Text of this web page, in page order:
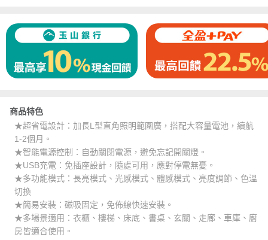
商品特色
★超省電設計：加長L型直角照明範圍廣，搭配大容量電池，續航
1-2個月。
★智能電源控制：自動關閉電源，避免忘記開關燈。
★USB充電：免插座設計，隨處可用，應對停電無憂。
★多功能模式：長亮模式、光感模式、體感模式、亮度調節、色溫
切換
★簡易安裝：磁吸固定，免佈線快速安裝。
★多場景適用：衣櫃、樓梯、床底、書桌、玄關、走廊、車庫、廚
房皆適合使用。